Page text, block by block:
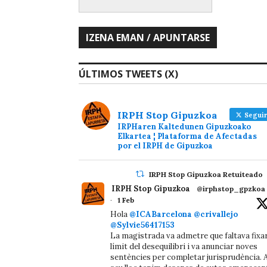
ÚLTIMOS TWEETS (X)
IRPH Stop Gipuzkoa Seguir
IRPHaren Kaltedunen Gipuzkoako
Elkartea ¦ Plataforma de Afectadas
por el IRPH de Gipuzkoa
IRPH Stop Gipuzkoa Retuiteado
IRPH Stop Gipuzkoa
@irphstop_gpzkoa
·
1 Feb
Hola @ICABarcelona @crivallejo
@Sylvie56417153
La magistrada va admetre que faltava
límit del desequilibri i va anunciar noves
sentències per completar jurisprudència.